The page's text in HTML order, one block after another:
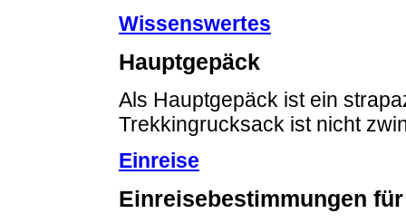
Wissenswertes
Hauptgepäck
Als Hauptgepäck ist ein
Trekkingrucksack ist nicht
Einreise
Einreisebestimmungen